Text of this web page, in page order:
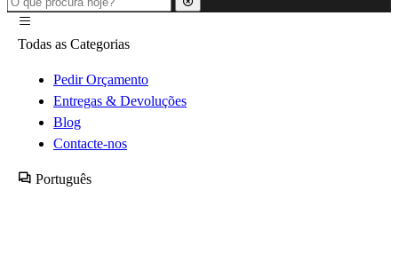
Todas as Categorias
Pedir Orçamento
Entregas & Devoluções
Blog
Contacte-nos
Português